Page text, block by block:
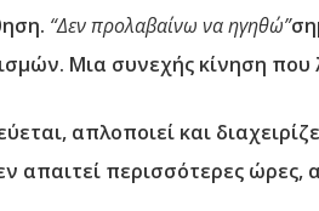
“Δεν προλαβαίνω να ηγηθώ”
Μια συνεχής κίνηση που
απλοποιεί και
απαιτεί περισσότερες ώρες,